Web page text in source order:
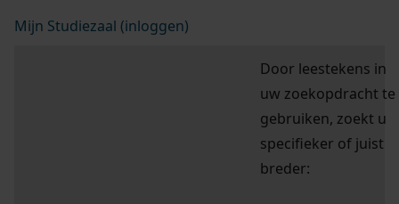
Mijn Studiezaal (inloggen)
Door leestekens in
uw zoekopdracht te
gebruiken, zoekt u
specifieker of juist
breder: